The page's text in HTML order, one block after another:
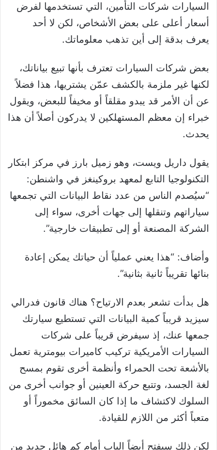
السيارات شركات التأمين، التي تستخدمها لفرض
أسعار أعلى على بعض الأشخاص، لكن لا أحد
يعرف بدقة إلى أين تذهب معلوماتك.
بعض شركات السيارات تعترف بأنها تبيع بياناتك،
لكنها غير ملزمة بالكشف عمّن يشتريها، هذا فضلاً
عن أن الأمر قد يبدو مقلقاً أو مخيفاً للبعض، ويقول
خبراء إن معظم المستهلكين لا يدركون أصلاً أن هذا
يحدث.
يقول داريل ويست، وهو زميل بارز في مركز ابتكار
التكنولوجيا التابع لمعهد بروكينغز في واشنطن:
“سيُصدم الناس من عدد نقاط البيانات التي تجمعها
سياراتهم وتنقلها إلى جهات أخرى، سواء إلى
الشركة المصنعة أو إلى تطبيقات خارجية”.
وأضاف: “هذا يعني عملياً أن حياتك يمكن إعادة
بنائها تقريباً ثانية بثانية”.
هل بدأت تشعر بعدم الارتياح؟ هناك قانون فدرالي
سيزيد قريباً كمية البيانات التي تستطيع سيارتك
جمعها عنك، إذ سيفرض قريباً على شركات
السيارات الأمريكية تركيب كاميرات بيومترية تعمل
بالأشعة تحت الحمراء وأنظمة أخرى تقوم بمسح
لغة الجسد، وتتبع حركة العينين أو جوانب أخرى من
السلوك لاكتشاف ما إذا كان السائق مخموراً أو
متعباً أكثر من اللازم للقيادة.
لكن ذلك سيفتح أيضاً الباب أمام كم هائل جديد من